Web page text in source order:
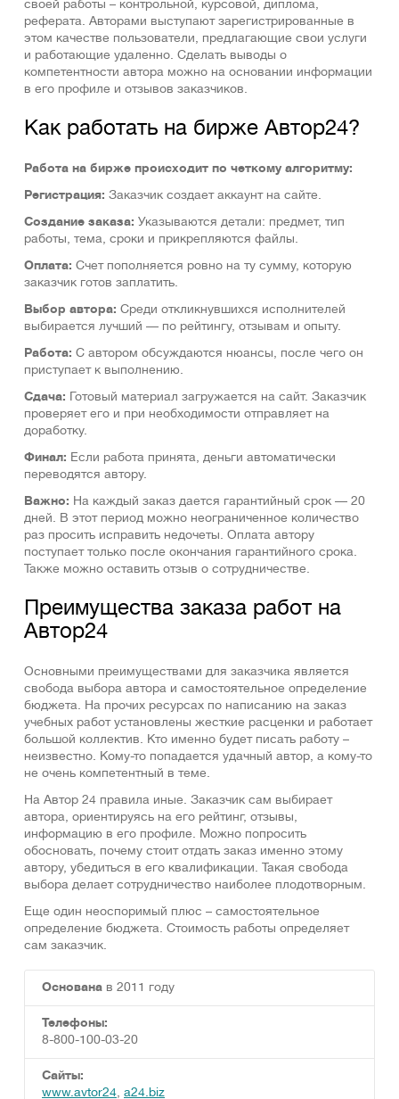
своей работы – контрольной, курсовой, диплома,
реферата. Авторами выступают зарегистрированные в
этом качестве пользователи, предлагающие свои услуги
и работающие удаленно. Сделать выводы о
компетентности автора можно на основании информации
в его профиле и отзывов заказчиков.
Как работать на бирже Автор24?
Работа на бирже происходит по четкому алгоритму:
Регистрация: Заказчик создает аккаунт на сайте.
Создание заказа: Указываются детали: предмет, тип
работы, тема, сроки и прикрепляются файлы.
Оплата: Счет пополняется ровно на ту сумму, которую
заказчик готов заплатить.
Выбор автора: Среди откликнувшихся исполнителей
выбирается лучший — по рейтингу, отзывам и опыту.
Работа: С автором обсуждаются нюансы, после чего он
приступает к выполнению.
Сдача: Готовый материал загружается на сайт. Заказчик
проверяет его и при необходимости отправляет на
доработку.
Финал: Если работа принята, деньги автоматически
переводятся автору.
Важно: На каждый заказ дается гарантийный срок — 20
дней. В этот период можно неограниченное количество
раз просить исправить недочеты. Оплата автору
поступает только после окончания гарантийного срока.
Также можно оставить отзыв о сотрудничестве.
Преимущества заказа работ на
Автор24
Основными преимуществами для заказчика является
свобода выбора автора и самостоятельное определение
бюджета. На прочих ресурсах по написанию на заказ
учебных работ установлены жесткие расценки и работает
большой коллектив. Кто именно будет писать работу –
неизвестно. Кому-то попадается удачный автор, а кому-то
не очень компетентный в теме.
На Автор 24 правила иные. Заказчик сам выбирает
автора, ориентируясь на его рейтинг, отзывы,
информацию в его профиле. Можно попросить
обосновать, почему стоит отдать заказ именно этому
автору, убедиться в его квалификации. Такая свобода
выбора делает сотрудничество наиболее плодотворным.
Еще один неоспоримый плюс – самостоятельное
определение бюджета. Стоимость работы определяет
сам заказчик.
Основана в 2011 году
Телефоны:
8-800-100-03-20
Сайты:
www.avtor24, a24.biz